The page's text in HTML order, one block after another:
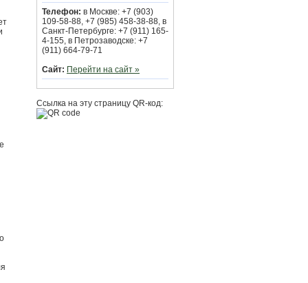
Телефон: в Москве: +7 (903)
109-58-88, +7 (985) 458-38-88, в
Санкт-Петербурге: +7 (911) 165-
4-155, в Петрозаводске: +7
(911) 664-79-71
Сайт: Перейти на сайт »
Ссылка на эту страницу QR-код: